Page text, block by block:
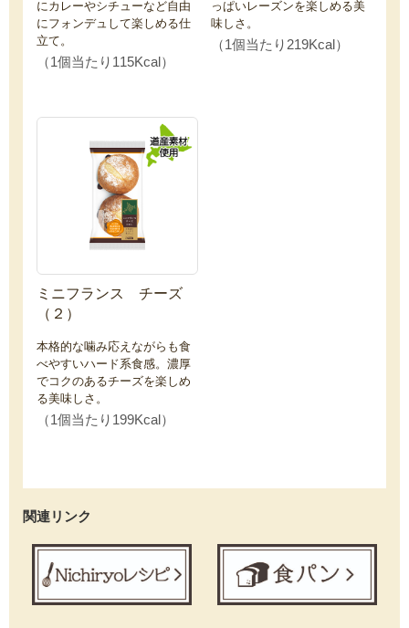
にカレーやシチューなど自由
にフォンデュして楽しめる仕
立て。
（1個当たり115Kcal）
っぱいレーズンを楽しめる美
味しさ。
（1個当たり219Kcal）
ミニフランス チーズ
（２）
本格的な噛み応えながらも食
べやすいハード系食感。濃厚
でコクのあるチーズを楽しめ
る美味しさ。
（1個当たり199Kcal）
関連リンク